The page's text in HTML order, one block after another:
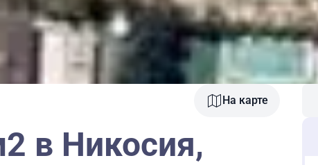
На карте
в Никосия,